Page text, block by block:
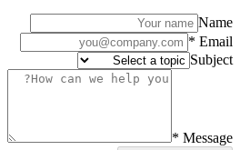
Name
Email
*
Subject
Message
*